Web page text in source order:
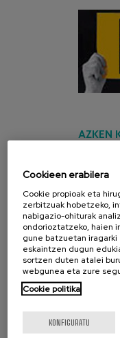
AZKEN
Cookieen erabilera
Cookie propioak eta
zerbitzuak hobetzeko,
nabigazio-ohiturak
ondorioztatzeko, haien
gune batzuetan iragarki
eskaintzen dugun
sortzen duten atalei
webgunea eta zure
Cookie politika
KONFIGURATU